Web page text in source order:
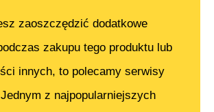
zaoszczędzić dodatkowe
zakupu tego produktu lub
innych, to polecamy serwisy
z najpopularniejszych